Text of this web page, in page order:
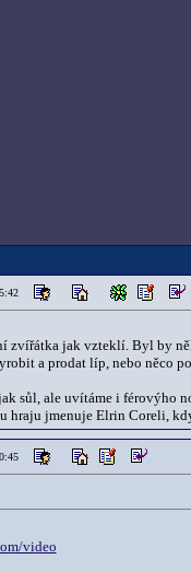
zvířátka jak vzteklí. Byl by
a prodat líp, nebo něco
sůl, ale uvítáme i férovýho
hraju jmenuje Elrin Coreli,
video